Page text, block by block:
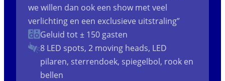
we willen dan ook een show met veel
verlichting en een exclusieve uitstraling”
Geluid tot ± 150 gasten
8 LED spots, 2 moving heads, LED
pilaren, sterrendoek, spiegelbol, rook en
bellen